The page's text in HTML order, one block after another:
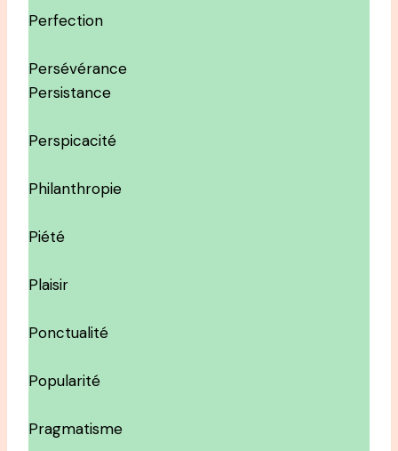
Perfection
Persévérance
Persistance
Perspicacité
Philanthropie
Piété
Plaisir
Ponctualité
Popularité
Pragmatisme